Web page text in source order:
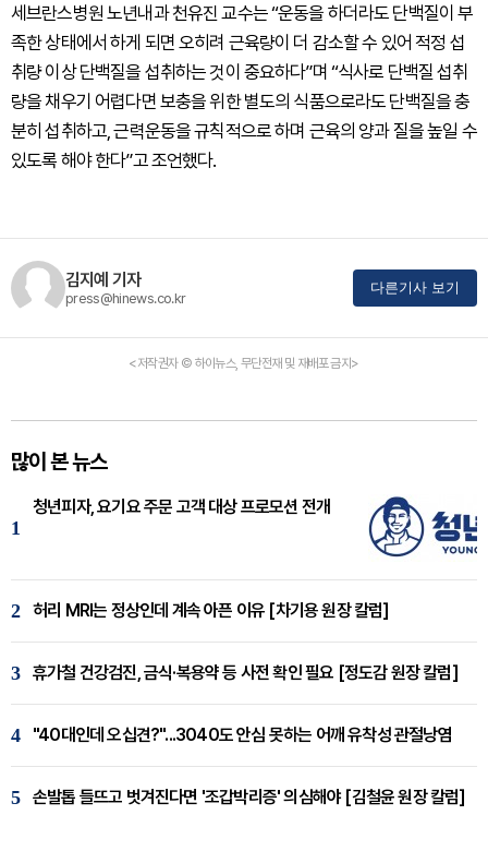
세브란스병원 노년내과 천유진 교수는 “운동을 하더라도 단백질이 부
족한 상태에서 하게 되면 오히려 근육량이 더 감소할 수 있어 적정 섭
취량 이상 단백질을 섭취하는 것이 중요하다”며 “식사로 단백질 섭취
량을 채우기 어렵다면 보충을 위한 별도의 식품으로라도 단백질을 충
분히 섭취하고, 근력운동을 규칙적으로 하며 근육의 양과 질을 높일 수
있도록 해야 한다”고 조언했다.
김지예 기자
press@hinews.co.kr
다른기사 보기
<저작권자 © 하이뉴스, 무단전재 및 재배포 금지>
많이 본 뉴스
1
청년피자, 요기요 주문 고객 대상 프로모션 전개
2 허리 MRI는 정상인데 계속 아픈 이유 [차기용 원장 칼럼]
3 휴가철 건강검진, 금식·복용약 등 사전 확인 필요 [정도감 원장 칼럼]
4 "40대인데 오십견?"...3040도 안심 못하는 어깨 유착성 관절낭염
5 손발톱 들뜨고 벗겨진다면 '조갑박리증' 의심해야 [김철윤 원장 칼럼]